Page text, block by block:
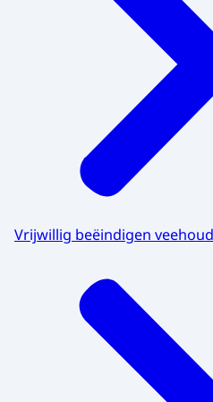
Vrijwillig beëindigen